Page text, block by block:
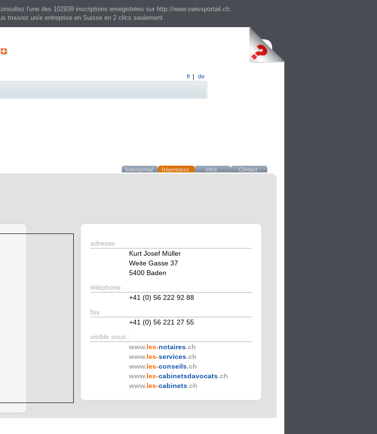
l'une des 102939 inscriptions enregistrées sur http://www.swissportail.ch.
trouvez un/e entreprise en Suisse en 2 clics seulement.
fr de
Swissportail Répertoires Infos Contact
adresse
Kurt Josef Müller
Weite Gasse 37
5400 Baden
téléphone
+41 (0) 56 222 92 88
fax
+41 (0) 56 221 27 55
visible sous :
www.les-notaires.ch
www.les-services.ch
www.les-conseils.ch
www.les-cabinetsdavocats.ch
www.les-cabinets.ch